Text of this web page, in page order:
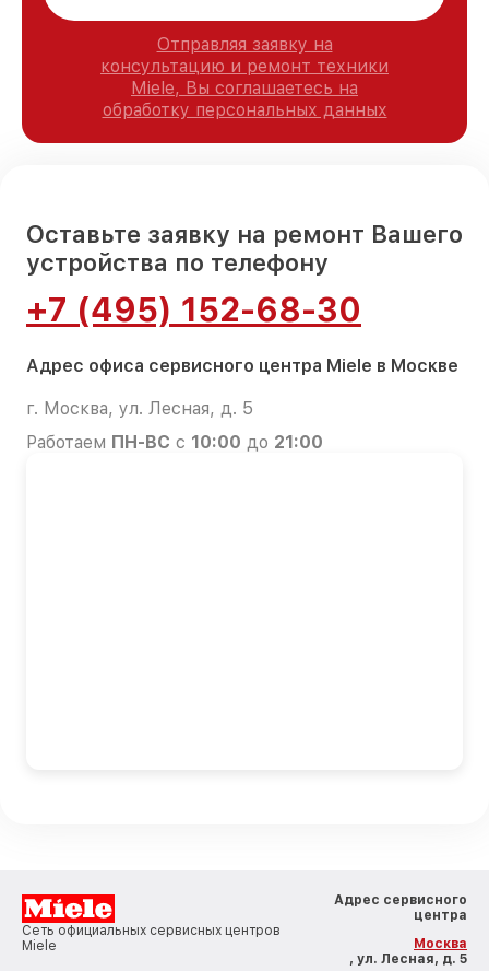
Отправляя заявку на
консультацию и ремонт техники
Miele, Вы соглашаетесь на
обработку персональных данных
Оставьте заявку на ремонт Вашего
устройства по телефону
+7 (495) 152-68-30
Адрес офиса сервисного центра Miele в Москве
г. Москва, ул. Лесная, д. 5
Работаем ПН-ВС с 10:00 до 21:00
Сеть официальных сервисных центров
Miele
Адрес сервисного
центра
Москва
, ул. Лесная, д. 5